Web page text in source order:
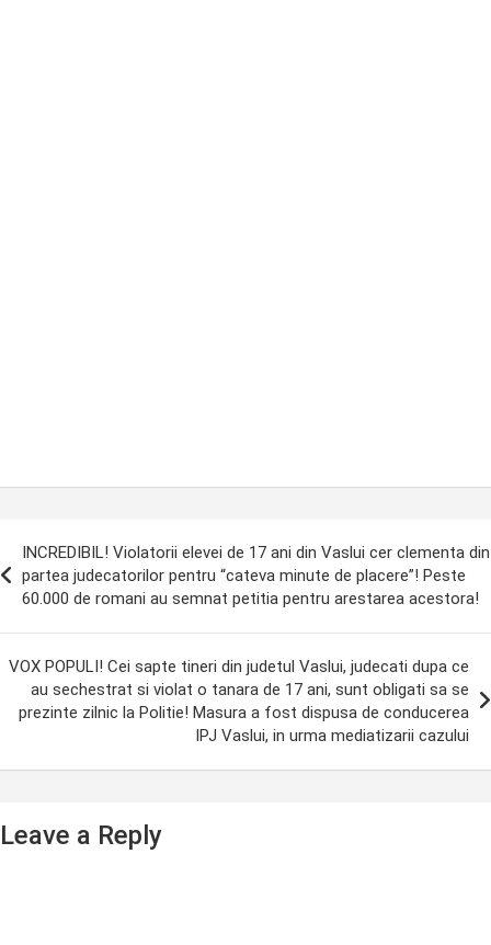
INCREDIBIL! Violatorii elevei de 17 ani din Vaslui cer clementa din
partea judecatorilor pentru “cateva minute de placere”! Peste
60.000 de romani au semnat petitia pentru arestarea acestora!
VOX POPULI! Cei sapte tineri din judetul Vaslui, judecati dupa ce
au sechestrat si violat o tanara de 17 ani, sunt obligati sa se
prezinte zilnic la Politie! Masura a fost dispusa de conducerea
IPJ Vaslui, in urma mediatizarii cazului
Leave a Reply